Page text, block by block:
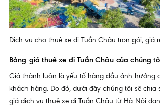
Dịch vụ cho thuê xe đi Tuần Châu trọn gói, giá
Bảng giá thuê xe đi Tuần Châu của chúng
Giá thành luôn là yếu tố hàng đầu ảnh hưởng
khách hàng. Do đó, dưới đây chúng tôi sẽ chia
giá dịch vụ thuê xe đi Tuần Châu từ Hà Nội